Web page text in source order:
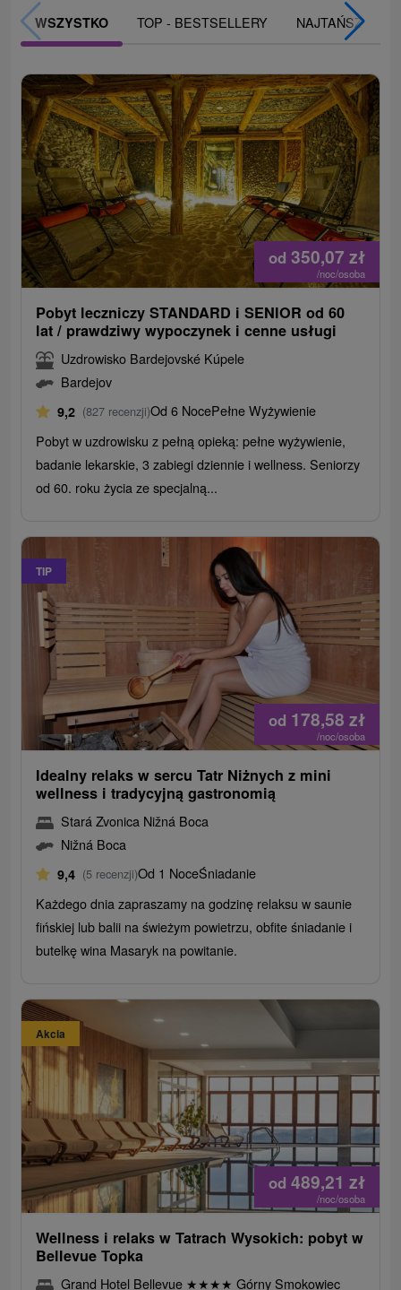
WSZYSTKO TOP - BESTSELLERY NAJTAŃSZE
od 350,07 zł
/noc/osoba
Pobyt leczniczy STANDARD i SENIOR od 60
lat / prawdziwy wypoczynek i cenne usługi
Uzdrowisko Bardejovské Kúpele
Bardejov
9,2 (827 recenzji)Od 6 NocePełne Wyżywienie
Pobyt w uzdrowisku z pełną opieką: pełne wyżywienie,
badanie lekarskie, 3 zabiegi dziennie i wellness. Seniorzy
od 60. roku życia ze specjalną...
TIP
od 178,58 zł
/noc/osoba
Idealny relaks w sercu Tatr Niżnych z mini
wellness i tradycyjną gastronomią
Stará Zvonica Nižná Boca
Nižná Boca
9,4 (5 recenzji)Od 1 NoceŚniadanie
Każdego dnia zapraszamy na godzinę relaksu w saunie
fińskiej lub balii na świeżym powietrzu, obfite śniadanie i
butelkę wina Masaryk na powitanie.
Akcia
od 489,21 zł
/noc/osoba
Wellness i relaks w Tatrach Wysokich: pobyt w
Bellevue Topka
Grand Hotel Bellevue ★★★★ Górny Smokowiec